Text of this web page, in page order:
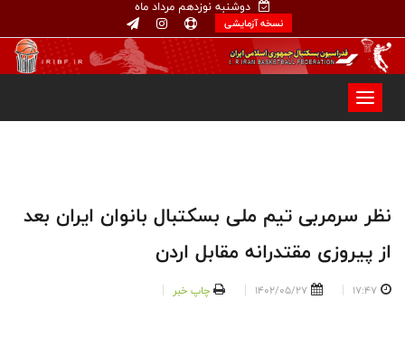
دوشنبه نوزدهم مرداد ماه
نسخه آزمایشی
نظر سرمربی تیم ملی بسکتبال بانوان ایران بعد
از پیروزی مقتدرانه مقابل اردن
17:47
1402/05/27 چاپ خبر